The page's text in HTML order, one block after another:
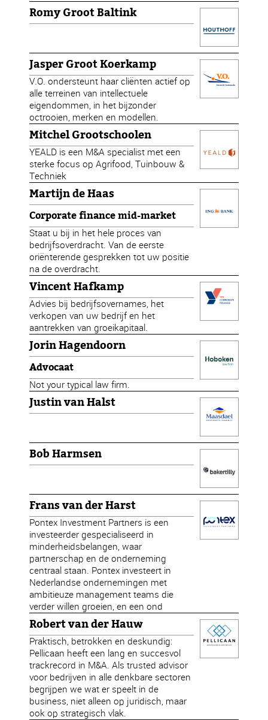
Romy Groot Baltink
Jasper Groot Koerkamp
V.O. ondersteunt haar cliënten actief op
alle terreinen van intellectuele
eigendommen, in het bijzonder
octrooien, merken en modellen.
Mitchel Grootschoolen
YEALD is een M&A specialist met een
sterke focus op Agrifood, Tuinbouw &
Techniek
Martijn de Haas
Corporate finance mid-market
Staat u bij in het hele proces van
bedrijfsoverdracht. Van de eerste
oriënterende gesprekken tot uw positie
na de overdracht.
Vincent Hafkamp
Advies bij bedrijfsovernames, het
verkopen van uw bedrijf en het
aantrekken van groeikapitaal.
Jorin Hagendoorn
Advocaat
Not your typical law firm.
Justin van Halst
Bob Harmsen
Frans van der Harst
Pontex Investment Partners is een
investeerder gespecialiseerd in
minderheidsbelangen, waar
partnerschap en de onderneming
centraal staan. Pontex investeert in
Nederlandse ondernemingen met
ambitieuze management teams die
verder willen groeien, en een ond
Robert van der Hauw
Praktisch, betrokken en deskundig:
Pellicaan heeft een lang en succesvol
trackrecord in M&A. Als trusted advisor
voor bedrijven in alle denkbare sectoren
begrijpen we wat er speelt in de
business, niet alleen op juridisch, maar
ook op strategisch vlak.